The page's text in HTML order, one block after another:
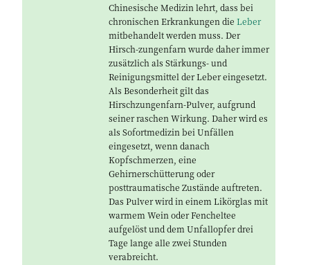
Chinesische Medizin lehrt, dass bei
chronischen Erkrankungen die Leber
mitbehandelt werden muss. Der
Hirsch-zungenfarn wurde daher immer
zusätzlich als Stärkungs- und
Reinigungsmittel der Leber eingesetzt.
Als Besonderheit gilt das
Hirschzungenfarn-Pulver, aufgrund
seiner raschen Wirkung. Daher wird es
als Sofortmedizin bei Unfällen
eingesetzt, wenn danach
Kopfschmerzen, eine
Gehirnerschütterung oder
posttraumatische Zustände auftreten.
Das Pulver wird in einem Likörglas mit
warmem Wein oder Fencheltee
aufgelöst und dem Unfallopfer drei
Tage lange alle zwei Stunden
verabreicht.